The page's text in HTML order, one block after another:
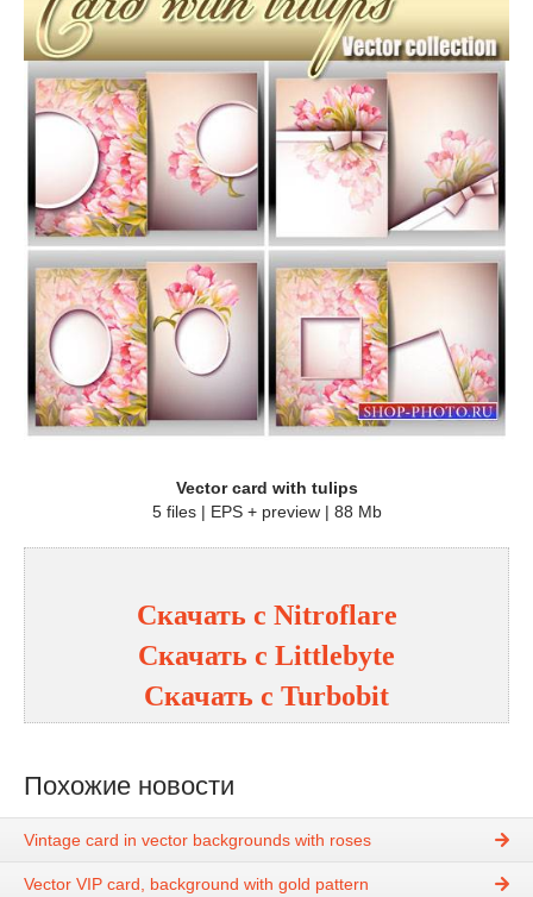
Vector card with tulips
5 files | EPS + preview | 88 Mb
Скачать с Nitroflare
Скачать с Littlebyte
Скачать с Turbobit
Похожие новости
Vintage card in vector backgrounds with roses
Vector VIP card, background with gold pattern